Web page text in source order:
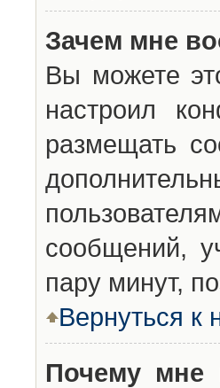
Зачем мне
Вы можете
настроил
размещать
сообщений,
пару минут,
Вернуться к
Почему мне